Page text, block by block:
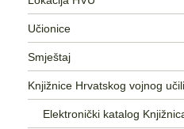
Učionice
Smještaj
Knjižnice Hrvatskog vojnog
Elektronički katalog